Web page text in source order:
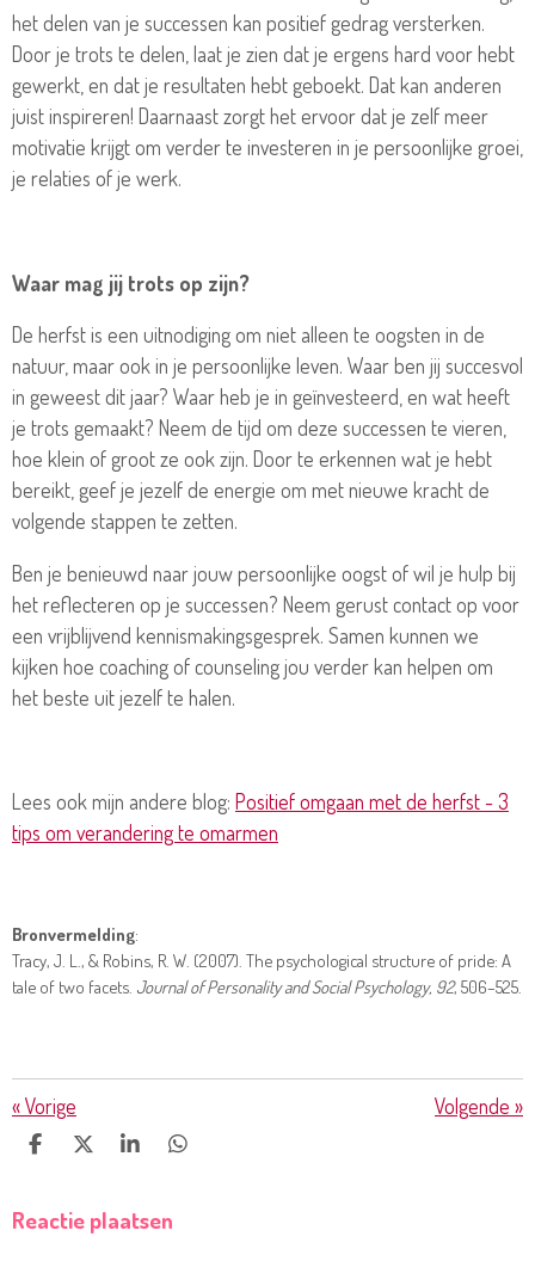
het delen van je successen kan positief gedrag versterken.
Door je trots te delen, laat je zien dat je ergens hard voor hebt
gewerkt, en dat je resultaten hebt geboekt. Dat kan anderen
juist inspireren! Daarnaast zorgt het ervoor dat je zelf meer
motivatie krijgt om verder te investeren in je persoonlijke groei,
je relaties of je werk.
Waar mag jij trots op zijn?
De herfst is een uitnodiging om niet alleen te oogsten in de
natuur, maar ook in je persoonlijke leven. Waar ben jij succesvol
in geweest dit jaar? Waar heb je in geïnvesteerd, en wat heeft
je trots gemaakt? Neem de tijd om deze successen te vieren,
hoe klein of groot ze ook zijn. Door te erkennen wat je hebt
bereikt, geef je jezelf de energie om met nieuwe kracht de
volgende stappen te zetten.
Ben je benieuwd naar jouw persoonlijke oogst of wil je hulp bij
het reflecteren op je successen? Neem gerust contact op voor
een vrijblijvend kennismakingsgesprek. Samen kunnen we
kijken hoe coaching of counseling jou verder kan helpen om
het beste uit jezelf te halen.
Lees ook mijn andere blog: Positief omgaan met de herfst - 3
tips om verandering te omarmen
Bronvermelding:
Tracy, J. L., & Robins, R. W. (2007). The psychological structure of pride: A
tale of two facets. Journal of Personality and Social Psychology, 92, 506–525.
«Vorige Volgende »
D
E
D
L
S
R
D
Reactie plaatsen